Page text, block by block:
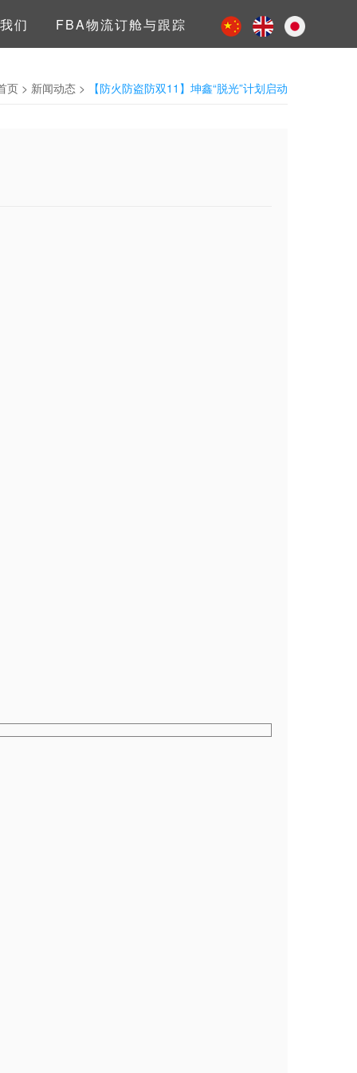
们 FBA物流订舱与跟踪
页 > 新闻动态 > 【防火防盗防双11】坤鑫“脱光”计划启动